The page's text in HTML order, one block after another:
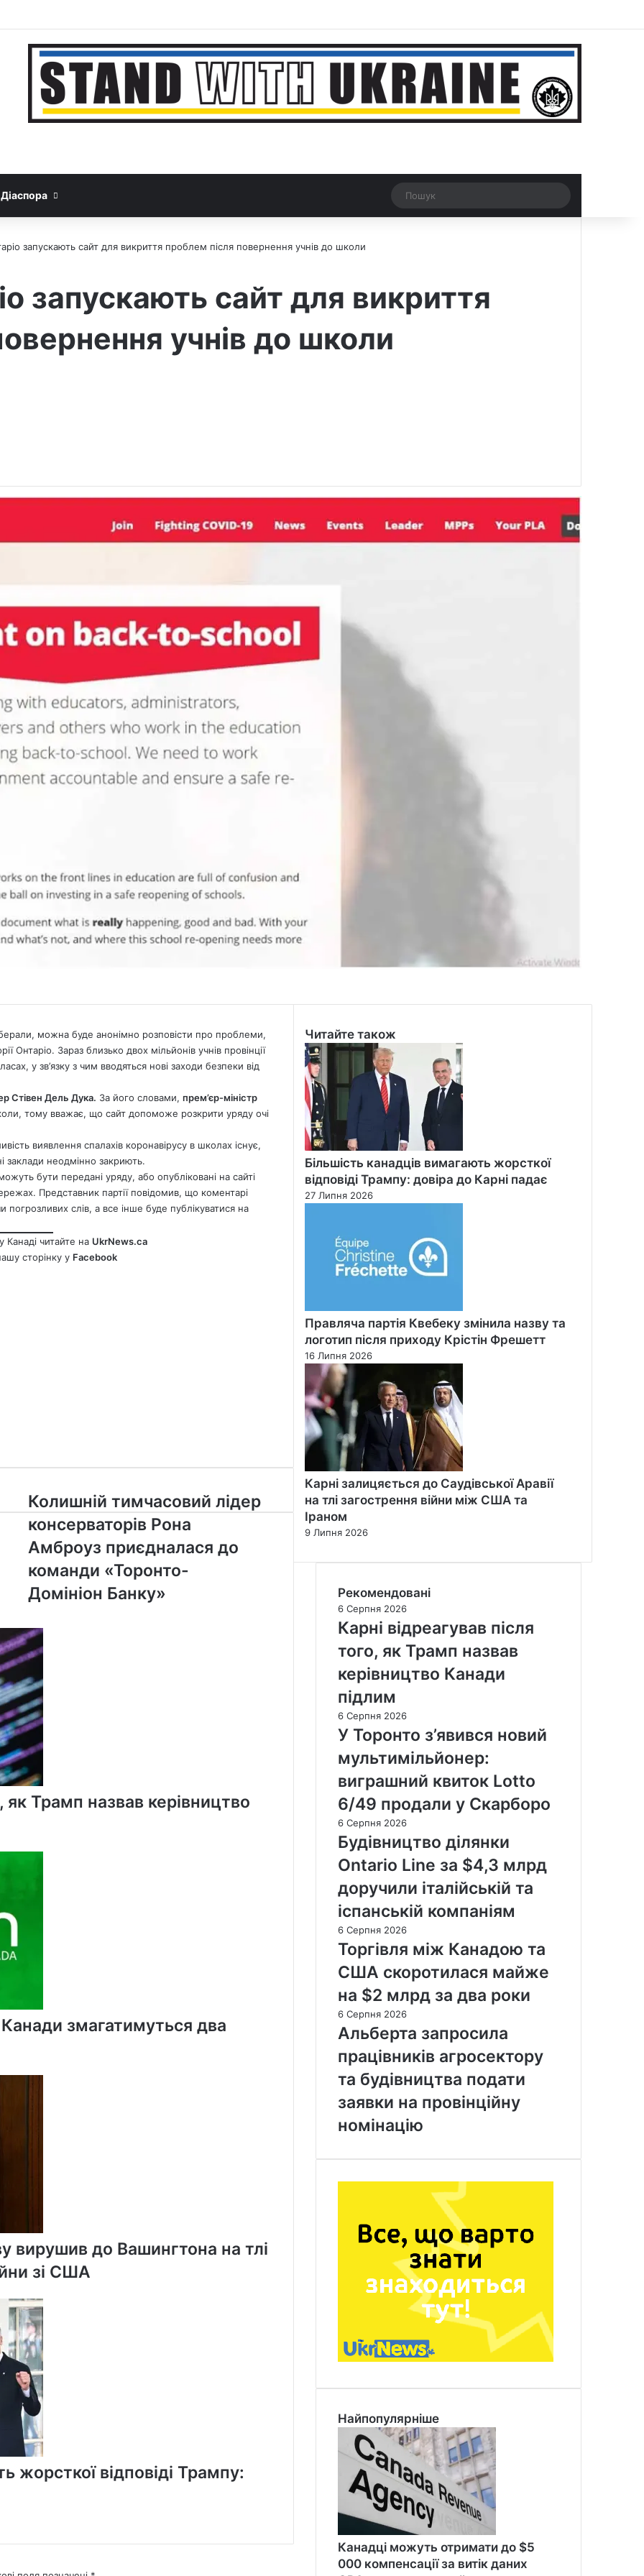
Google News
Threads
Діаспора Рандомна новина
Switch skin
запускають сайт для викриття проблем після повернення учнів до школи
запускають сайт для викриття
учнів до школи
можна буде анонімно розповісти про проблеми,
Онтаріо. Зараз близько двох мільйонів учнів провінції
у зв’язку з чим вводяться нові заходи безпеки від
Стівен Дель Дука. За його словами, прем’єр-міністр
тому вважає, що сайт допоможе розкрити уряду очі
виявлення спалахів коронавірусу в школах існує,
заклади неодмінно закриють.
бути передані уряду, або опубліковані на сайті
Представник партії повідомив, що коментарі
слів, а все інше буде публікуватися на
Канаді читайте на UkrNews.ca
сторінку у Facebook
Колишній
тимчасовий
лідер
консерваторів
Рона
Амброуз
приєдналася
до
«Торонто-
Домініон
Банку»
Колишній тимчасовий лідер
консерваторів Рона
Амброуз приєдналася до
команди «Торонто-
Домініон Банку»
як Трамп назвав керівництво
Канади змагатимуться два
вирушив до Вашингтона на тлі
зі США
жорсткої відповіді Трампу:
Читайте також
Close
Більшість канадців вимагають жорсткої
відповіді Трампу: довіра до Карні падає
27 Липня 2026
Правляча партія Квебеку змінила назву та
логотип після приходу Крістін Фрешетт
16 Липня 2026
Карні залицяється до Саудівської Аравії
на тлі загострення війни між США та
Іраном
9 Липня 2026
Рекомендовані
6 Серпня 2026
Карні відреагував після
того, як Трамп назвав
керівництво Канади
підлим
6 Серпня 2026
У Торонто з’явився новий
мультимільйонер:
виграшний квиток Lotto
6/49 продали у Скарборо
6 Серпня 2026
Будівництво ділянки
Ontario Line за $4,3 млрд
доручили італійській та
іспанській компаніям
6 Серпня 2026
Торгівля між Канадою та
США скоротилася майже
на $2 млрд за два роки
6 Серпня 2026
Альберта запросила
працівників агросектору
та будівництва подати
заявки на провінційну
номінацію
Найпопулярніше
Канадці можуть отримати до $5
000 компенсації за витік даних